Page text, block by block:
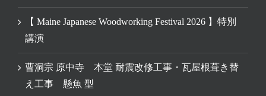
【 Maine Japanese Woodworking Festival 2026 】特別
講演
曹洞宗 原中寺 本堂 耐震改修工事・瓦屋根葺き替
え工事 懸魚 型